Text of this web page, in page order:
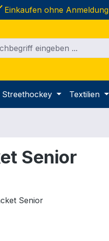
Einkaufen ohne Anmeldung
Textilien
Senior